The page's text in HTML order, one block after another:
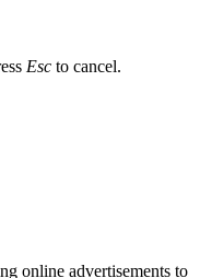
Esc to cancel.
online advertisements to